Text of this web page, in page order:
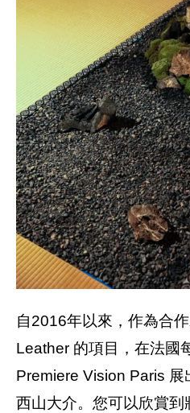
自2016年以來，作為合
Leather 的項目，在法國
Premiere Vision Paris 展
西山大介。您可以欣賞